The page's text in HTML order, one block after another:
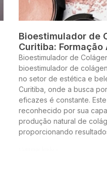
Bioestimulador de
Curitiba: Formação
Bioestimulador de
bioestimulador de
no setor de estética e
Curitiba, onde a busca
eficazes é constante.
reconhecido por sua
produção natural de
proporcionando